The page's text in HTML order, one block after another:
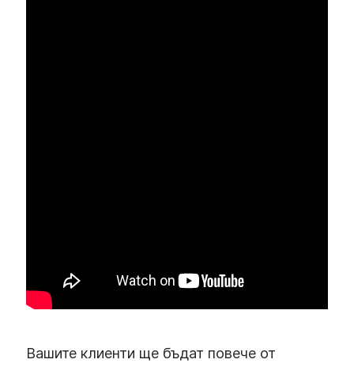
Вашите клиенти ще бъдат повече от